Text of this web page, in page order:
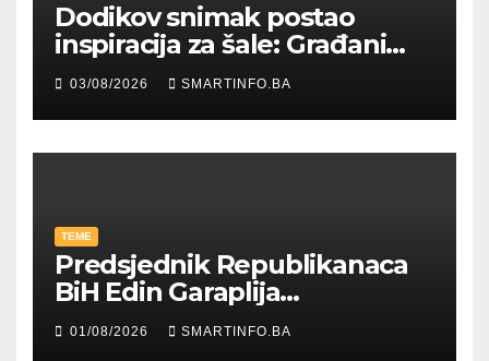
Dodikov snimak postao
inspiracija za šale: Građani
kroz parodiju poslali poruku
03/08/2026 SMARTINFO.BA
TEME
Predsjednik Republikanaca
BiH Edin Garaplija
prisustvovao prezentaciji
Federalnog sajma
01/08/2026 SMARTINFO.BA